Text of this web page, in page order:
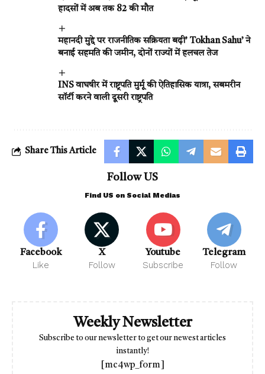
हादसों में अब तक 82 की मौत
महानदी मुद्दे पर राजनीतिक सक्रियता बढ़ी’ Tokhan Sahu’ ने
बनाई सहमति की जमीन, दोनों राज्यों में हलचल तेज
INS वाघषीर में राष्ट्रपति मुर्मू की ऐतिहासिक यात्रा, सबमरीन
सॉर्टी करने वाली दूसरी राष्ट्रपति
Share This Article
Follow US
Find US on Social Medias
Facebook
Like
X
Follow
Youtube
Subscribe
Telegram
Follow
Weekly Newsletter
Subscribe to our newsletter to get our newest articles
instantly!
[mc4wp_form]